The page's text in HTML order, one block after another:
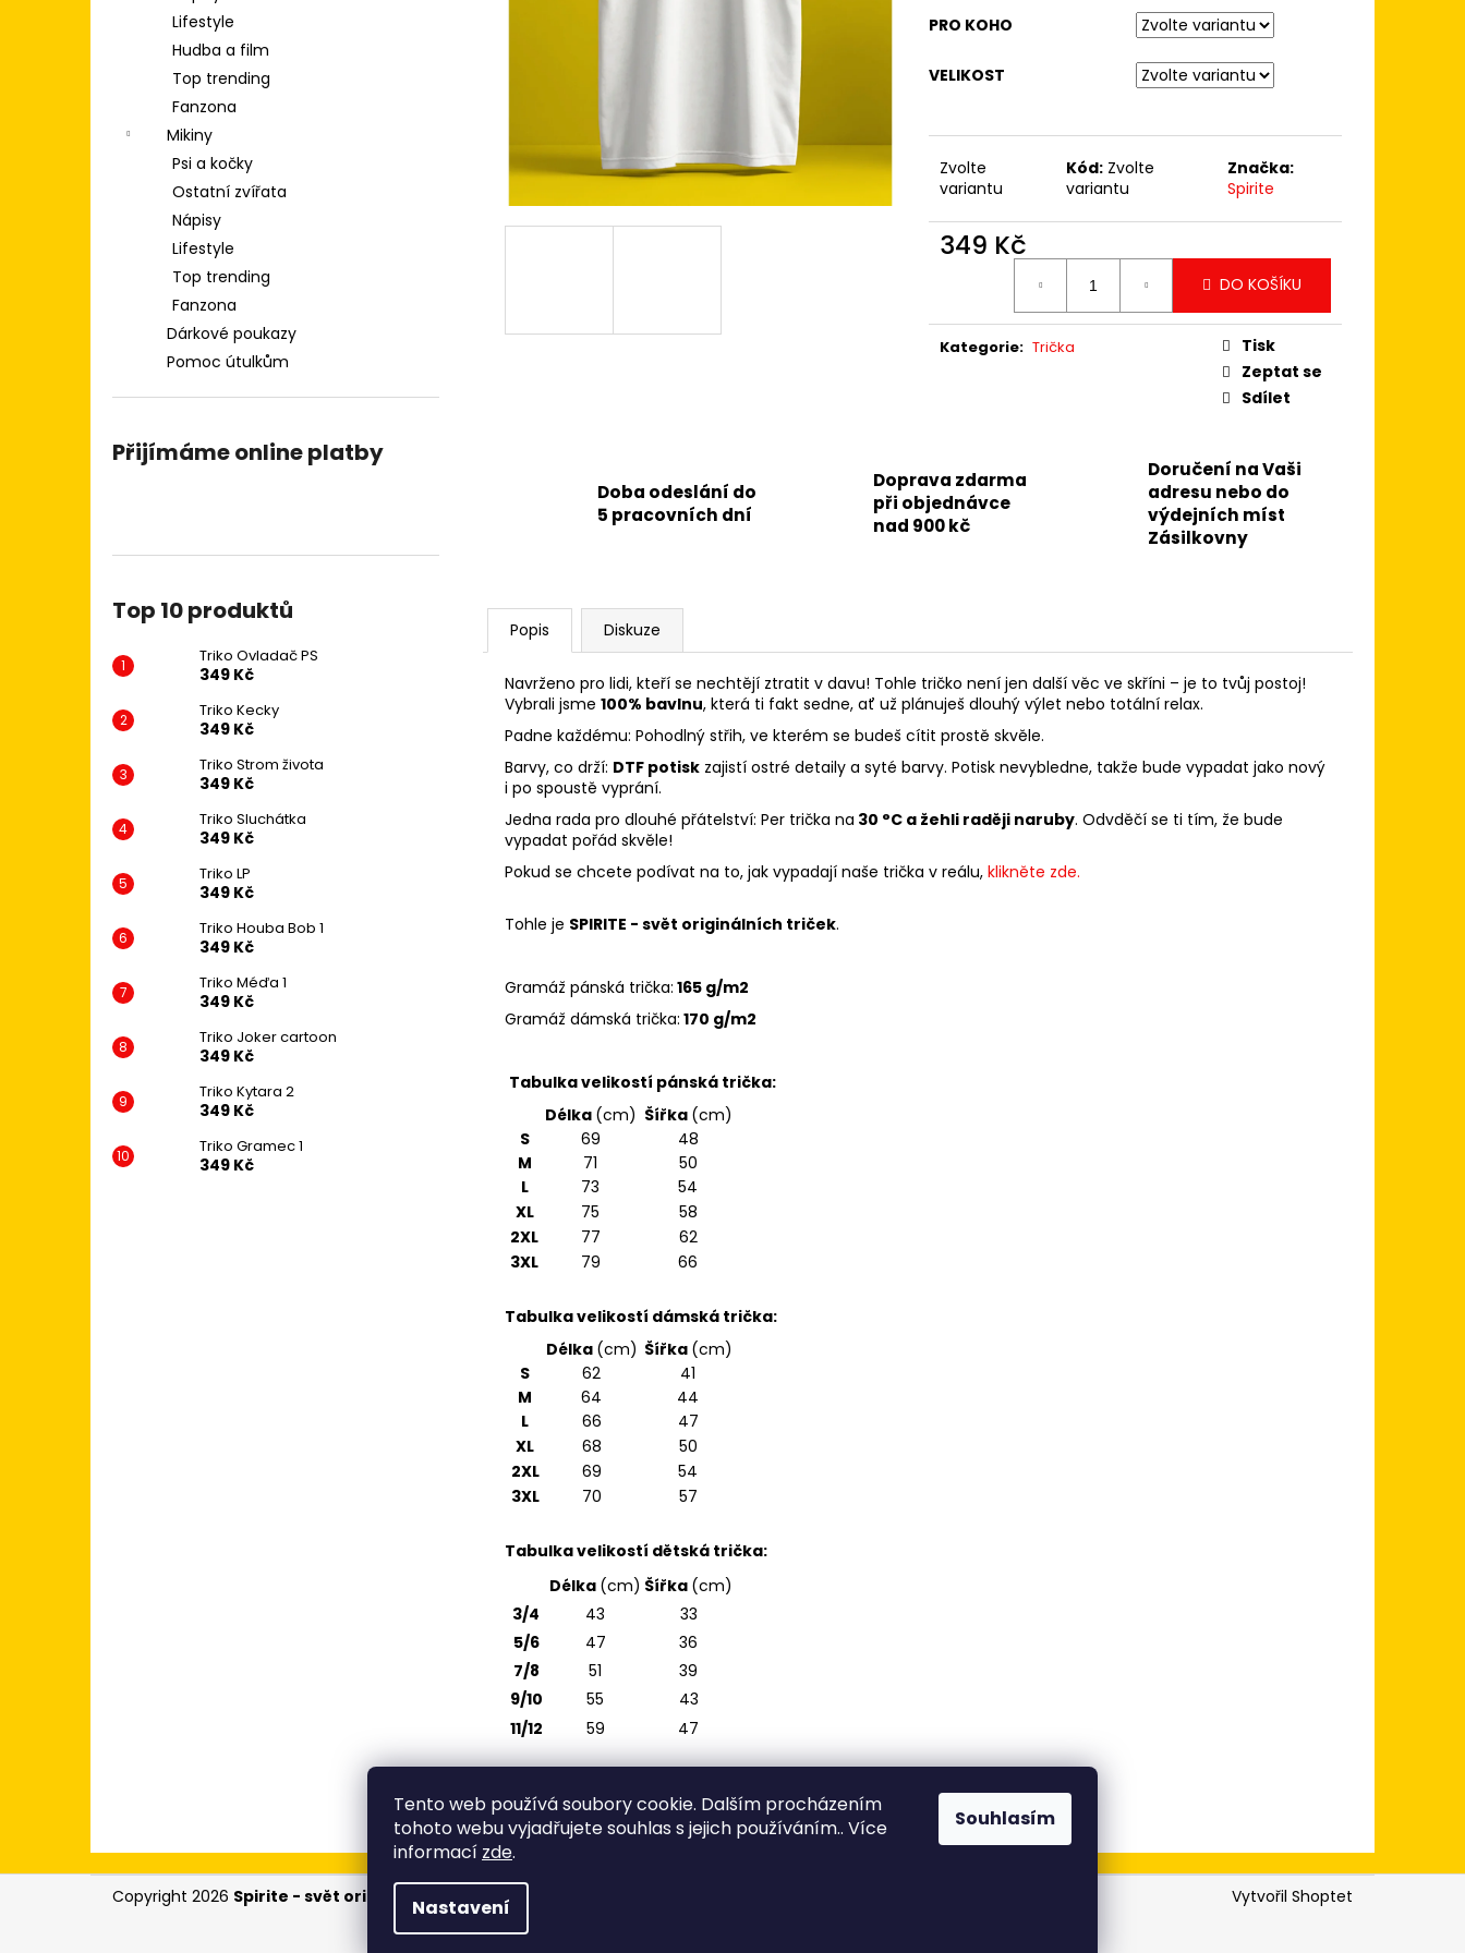
Tento web používá soubory cookie. Dalším procházením
tohoto webu vyjadřujete souhlas s jejich používáním.. Více
informací zde.
Nastavení
Souhlasím
Lifestyle
Hudba a film
Top trending
Fanzona
Mikiny
Psi a kočky
Ostatní zvířata
Nápisy
Lifestyle
Top trending
Fanzona
Dárkové poukazy
Pomoc útulkům
Přijímáme online platby
Top 10 produktů
Triko Ovladač PS
349 Kč
Triko Kecky
349 Kč
Triko Strom života
349 Kč
Triko Sluchátka
349 Kč
Triko LP
349 Kč
Triko Houba Bob 1
349 Kč
Triko Méďa 1
349 Kč
Triko Joker cartoon
349 Kč
Triko Kytara 2
349 Kč
Triko Gramec 1
349 Kč
PRO KOHO
VELIKOST
Zvolte
variantu
Kód: Zvolte
variantu
Značka:
Spirite
349 Kč
DO KOŠÍKU
Kategorie: Trička
Tisk
Zeptat se
Sdílet
Doba odeslání do
5 pracovních dní
Doprava zdarma
při objednávce
nad 900 kč
Doručení na Vaši
adresu nebo do
výdejních míst
Zásilkovny
Popis Diskuze
Navrženo pro lidi, kteří se nechtějí ztratit v davu! Tohle tričko není jen další věc ve skříni – je to tvůj postoj!
Vybrali jsme 100% bavlnu, která ti fakt sedne, ať už plánuješ dlouhý výlet nebo totální relax.
Padne každému: Pohodlný střih, ve kterém se budeš cítit prostě skvěle.
Barvy, co drží: DTF potisk zajistí ostré detaily a syté barvy. Potisk nevybledne, takže bude vypadat jako nový
i po spoustě vyprání.
Jedna rada pro dlouhé přátelství: Per trička na 30 °C a žehli raději naruby. Odvděčí se ti tím, že bude
vypadat pořád skvěle!
Pokud se chcete podívat na to, jak vypadají naše trička v reálu, klikněte zde.
Tohle je SPIRITE - svět originálních triček.
Gramáž pánská trička: 165 g/m2
Gramáž dámská trička: 170 g/m2
Tabulka velikostí pánská trička:
Délka (cm) Šířka (cm)
S
69
48
M
71
50
L
73
54
XL
75
58
2XL
77
62
3XL
79 66
Tabulka velikostí dámská trička:
Délka (cm) Šířka (cm)
S
62
41
M
64
44
L
66
47
XL
68
50
2XL
69
54
3XL
70 57
Tabulka velikostí dětská trička:
Délka (cm) Šířka (cm)
3/4
43
33
5/6
47
36
7/8
51
39
9/10
55
43
11/12
59 47
TRIKO OVLADAČ PS
349 Kč
Z Vytvořil Shoptet
Copyright 2026 Spirite - svět originálních triček . Všechna práva vyhrazena.